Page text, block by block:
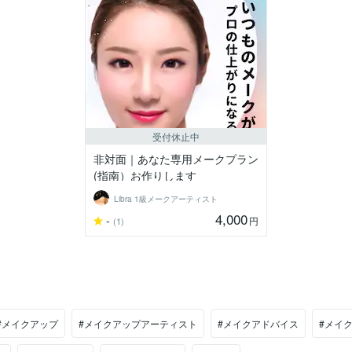
受付休止中
非対面｜あなた専用メークプラン
(指南）お作りします
Libra 1級メークアーティスト
- (1) 4,000円
イクアップ #メイクアップアーティスト #メイクアドバイス #メイ